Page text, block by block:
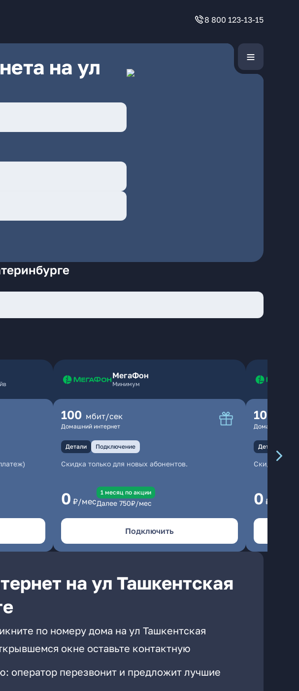
8 800 123-13-15
на ул
МегаФон
Минимум
100 мбит/сек
Домашний интернет
Детали Подключение
Скидка только для новых абонентов.
0 ₽/мес
1 месяц по акции
Далее 750₽/мес
Подключить
100
Домашний
Детали
Скидка
0 ₽/мес
на ул Ташкентская
по номеру дома на ул Ташкентская
окне оставьте контактную
оператор перезвонит и предложит лучшие